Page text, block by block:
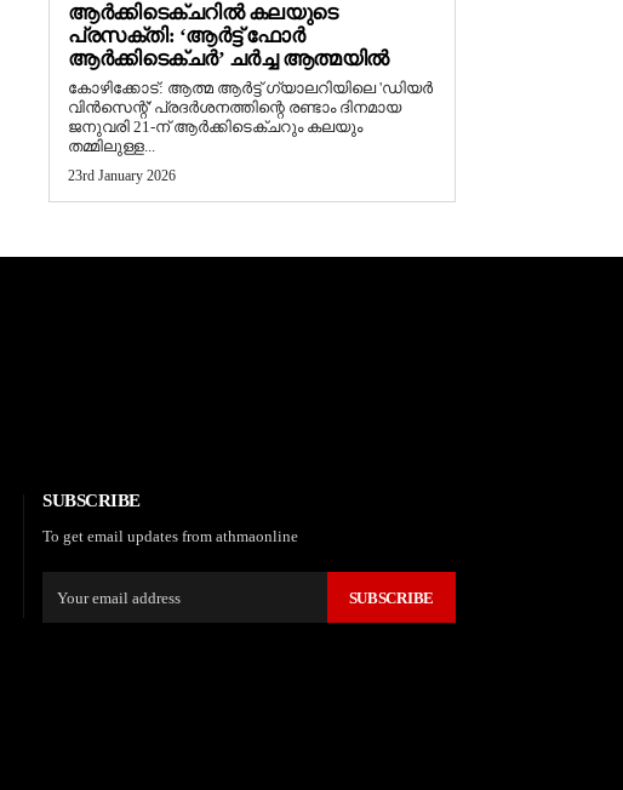
ആർക്കിടെക്ചറിൽ കലയുടെ
പ്രസക്തി: ‘ആർട്ട് ഫോർ
ആർക്കിടെക്ചർ’ ചർച്ച ആത്മയിൽ
​കോഴിക്കോട്: ആത്മ ആർട്ട് ഗ്യാലറിയിലെ 'ഡിയർ
വിൻസെന്റ്' പ്രദർശനത്തിന്റെ രണ്ടാം ദിനമായ
ജനുവരി 21-ന് ആർക്കിടെക്ചറും കലയും
തമ്മിലുള്ള...
23rd January 2026
SUBSCRIBE
To get email updates from athmaonline
SUBSCRIBE